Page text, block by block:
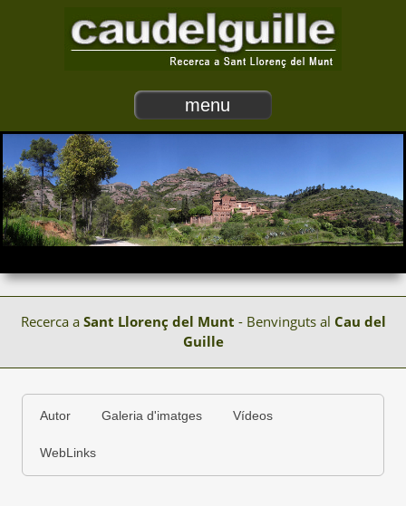
menu
Recerca a Sant Llorenç del Munt - Benvinguts al Cau del
Guille
Autor Galeria d'imatges Vídeos
WebLinks